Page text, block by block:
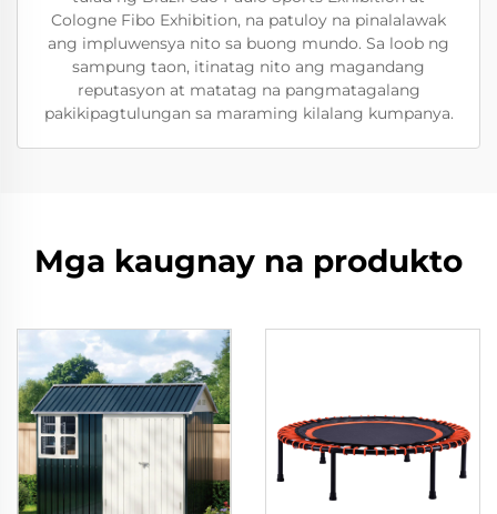
Cologne Fibo Exhibition, na patuloy na pinalalawak
ang impluwensya nito sa buong mundo. Sa loob ng
sampung taon, itinatag nito ang magandang
reputasyon at matatag na pangmatagalang
pakikipagtulungan sa maraming kilalang kumpanya.
Mga kaugnay na produkto